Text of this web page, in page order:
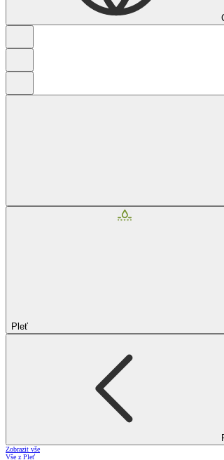
Pleť
Zobrazit vše
Vše z Pleť